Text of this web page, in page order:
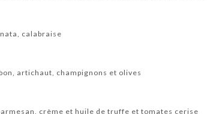
calabraise
artichaut, champignons et olives
crème et huile de truffe et tomates cerise